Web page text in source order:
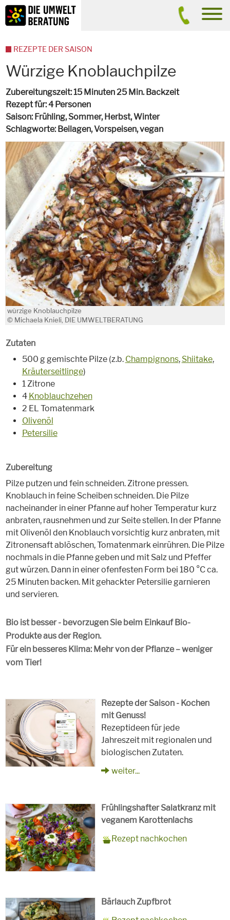
Inhalt
Suche
Würzige Knoblauchpilze
Zubereitungszeit 15 Minuten 25 Min. Backzeit
Rezept für 4 Personen
Saison Frühling, Sommer, Herbst, Winter
Schlagworte Beilagen, Vorspeisen,vegan
würzige Knoblauchpilze
© Michaela Knieli, DIE UMWELTBERATUNG
Zutaten
500 g gemischte Pilze (z.b. Champignons, Shiitake,
Kräuterseitlinge)
1 Zitrone
4 Knoblauchzehen
2 EL Tomatenmark
Olivenöl
Petersilie
Zubereitung
Pilze putzen und fein schneiden. Zitrone pressen.
Knoblauch in feine Scheiben schneiden. Die Pilze
nacheinander in einer Pfanne auf hoher Temperatur kurz
anbraten, rausnehmen und zur Seite stellen. In der Pfanne
mit Olivenöl den Knoblauch vorsichtig kurz anbraten, mit
Zitronensaft ablöschen, Tomatenmark einrühren. Die Pilze
nochmals in die Pfanne geben und mit Salz und Pfeffer
gut würzen. Dann in einer ofenfesten Form bei 180 °C ca.
25 Minuten backen. Mit gehackter Petersilie garnieren
und servieren.
Bio ist besser - bevorzugen Sie beim Einkauf Bio-
Produkte aus der Region.
Für ein besseres Klima: Mehr von der Pflanze – weniger
vom Tier!
Rezepte der Saison - Kochen
mit Genuss!
Rezeptideen für jede
Jahreszeit mit regionalen und
biologischen Zutaten.
weiter...
Frühlingshafter Salatkranz mit
veganem Karottenlachs
für
Schlagworte
Beilagen, Hauptspeisen, Jause,
Rezept nachkochen
Bärlauch Zupfbrot
REZEPTE DER SAISON